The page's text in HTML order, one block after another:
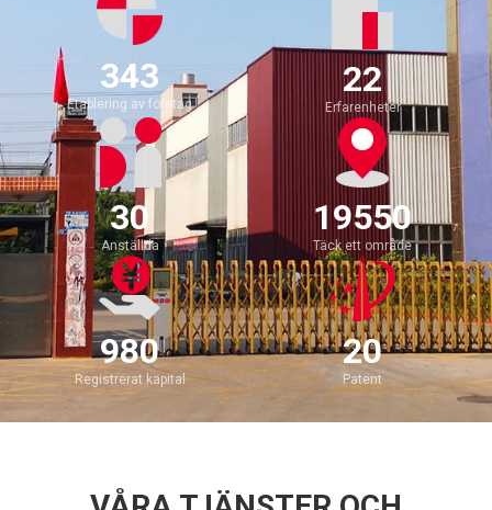
343
Etablering av företag
22
Erfarenheter
30
Anställda
19550
Täck ett område
980
Registrerat kapital
20
Patent